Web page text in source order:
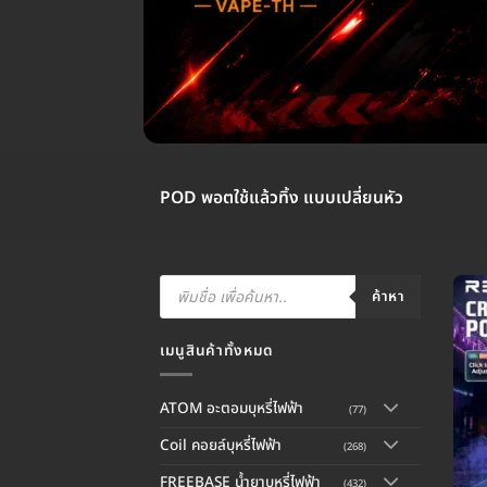
POD พอตใช้แล้วทิ้ง แบบเปลี่ยนหัว
Products
search ค้าหา
เมนูสินค้าทั้งหมด
ATOM อะตอมบุหรี่ไฟฟ้า (77)
Coil คอยล์บุหรี่ไฟฟ้า (268)
FREEBASE น้ำยาบุหรี่ไฟฟ้า (432)